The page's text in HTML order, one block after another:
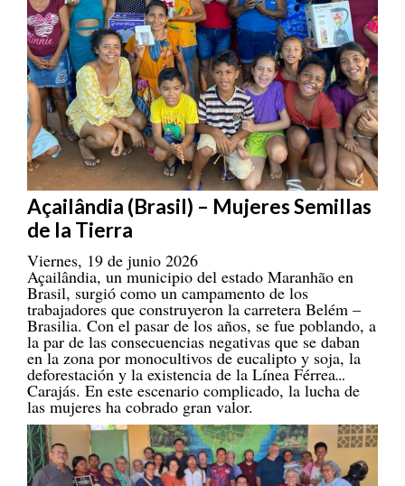
Açailândia (Brasil) – Mujeres Semillas
de la Tierra
Viernes, 19 de junio 2026
Açailândia, un municipio del estado Maranhão en
Brasil, surgió como un campamento de los
trabajadores que construyeron la carretera Belém –
Brasilia. Con el pasar de los años, se fue poblando, a
la par de las consecuencias negativas que se daban
en la zona por monocultivos de eucalipto y soja, la
deforestación y la existencia de la Línea Férrea
Carajás. En este escenario complicado, la lucha de
las mujeres ha cobrado gran valor.